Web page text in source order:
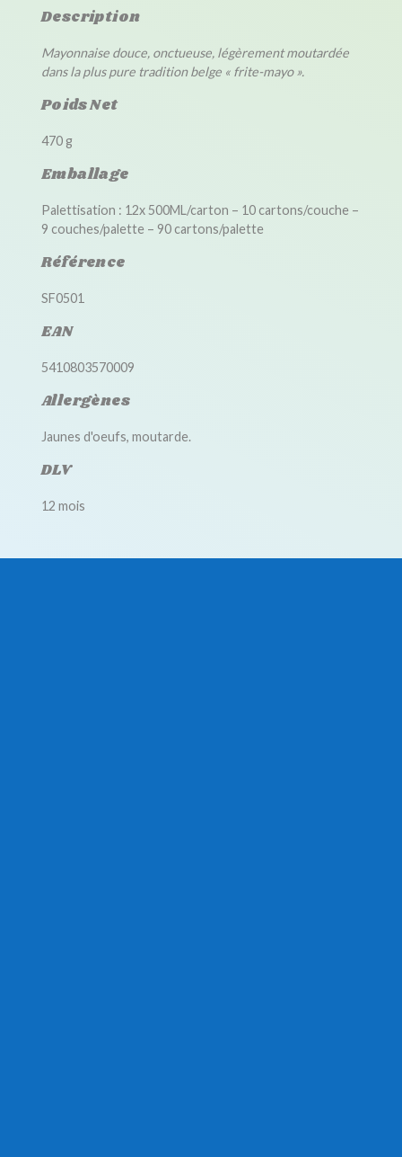
Description
Mayonnaise douce, onctueuse, légèrement moutardée
dans la plus pure tradition belge « frite-mayo ».
Poids Net
470 g
Emballage
Palettisation : 12x 500ML/carton – 10 cartons/couche –
9 couches/palette – 90 cartons/palette
Référence
SF0501
EAN
5410803570009
Allergènes
Jaunes d'oeufs, moutarde.
DLV
12 mois